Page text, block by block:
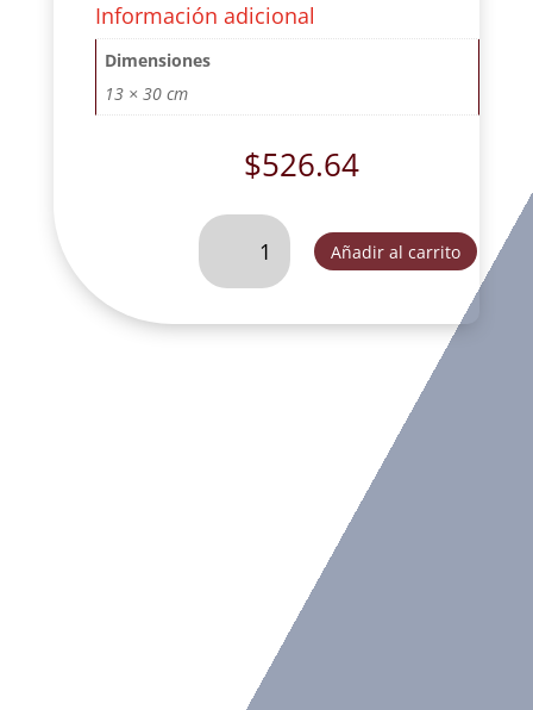
Información adicional
Dimensiones
13 × 30 cm
$526.64
BUSTO
VIRGEN
GUADALUPE
Añadir al carrito